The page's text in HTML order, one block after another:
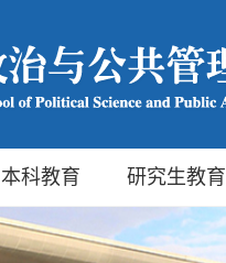
本科教育 研究生教育